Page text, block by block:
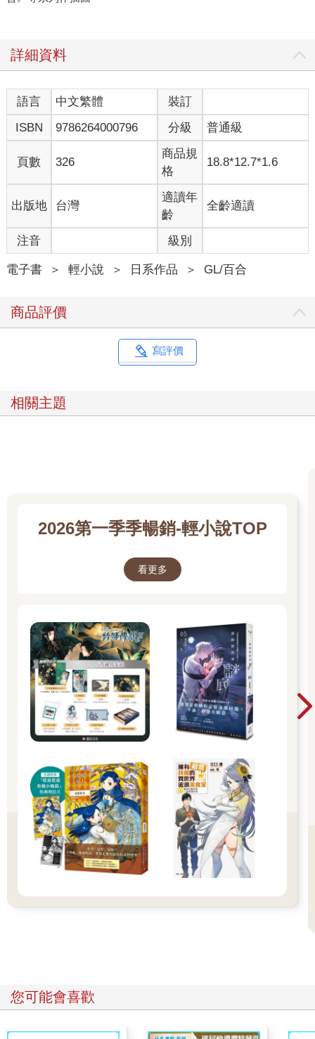
詳細資料
語言 中文繁體
裝訂
ISBN
9786264000796 分級 普通級
頁數 326
商品規
格
18.8*12.7*1.6
出版地 台灣
適讀年
齡
全齡適讀
注音 級別
電子書 ＞ 輕小說 ＞ 日系作品 ＞ GL/百合
商品評價
寫評價
相關主題
2026第一季季暢銷-輕小說TOP
看更多
您可能會喜歡